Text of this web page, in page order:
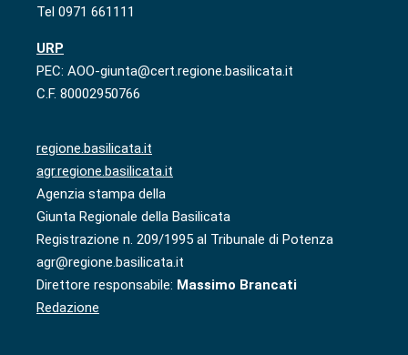
Tel 0971 661111
URP
PEC: AOO-giunta@cert.regione.basilicata.it
C.F. 80002950766
regione.basilicata.it
agr.regione.basilicata.it
Agenzia stampa della
Giunta Regionale della Basilicata
Registrazione n. 209/1995 al Tribunale di Potenza
agr@regione.basilicata.it
Direttore responsabile: Massimo Brancati
Redazione